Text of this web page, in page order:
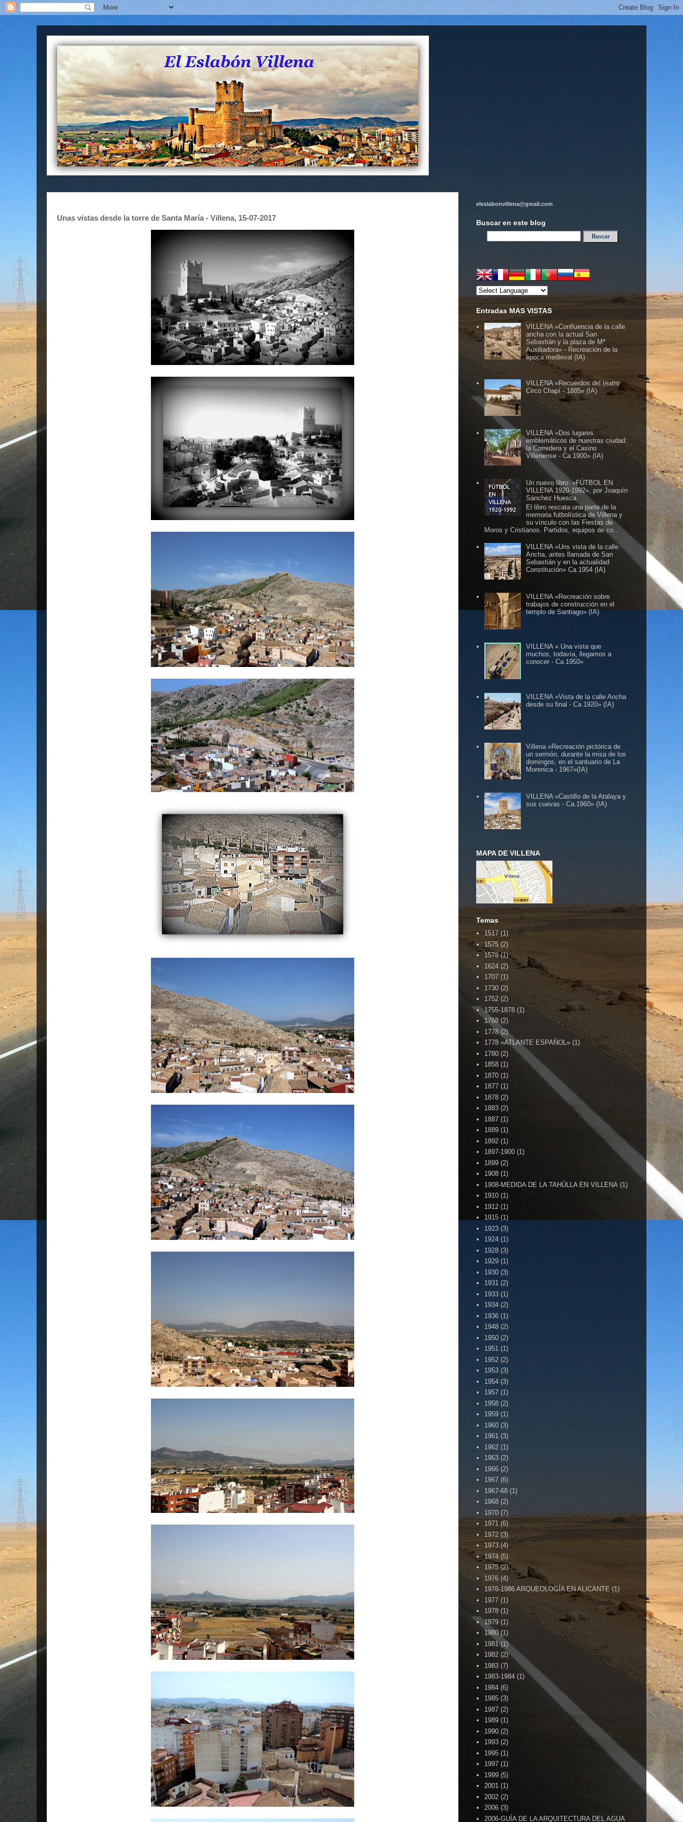
Unas vistas desde la torre de Santa María - Villena, 15-07-2017
eleslabonvillena@gmail.com
Buscar en este blog
Entradas MAS VISTAS
VILLENA «Confluencia de la calle
ancha con la actual San
Sebastián y la plaza de Mª
Auxiliadora» - Recreación de la
época medieval (IA)
VILLENA «Recuerdos del teatro
Circo Chapí - 1885» (IA)
VILLENA «Dos lugares
emblemáticos de nuestras ciudad:
la Corredera y el Casino
Villenense - Ca.1900» (IA)
Un nuevo libro: «FÚTBOL EN
VILLENA 1920-1992», por Joaquín
Sánchez Huesca
El libro rescata una parte de la
memoria futbolística de Villena y
su vínculo con las Fiestas de
Moros y Cristianos. Partidos, equipos de co...
VILLENA «Uns vista de la calle
Ancha, antes llamada de San
Sebastián y en la actualidad
Constitución» Ca.1954 (IA)
VILLENA «Recreación sobre
trabajos de construcción en el
templo de Santiago» (IA)
VILLENA « Una vista que
muchos, todavía, llegamos a
conocer - Ca.1950»
VILLENA «Vista de la calle Ancha
desde su final - Ca.1920» (IA)
Villena «Recreación pictórica de
un sermón, durante la misa de los
domingos, en el santuario de La
Morenica - 1967»(IA)
VILLENA «Castillo de la Atalaya y
sus cuevas - Ca.1960» (IA)
MAPA DE VILLENA
Temas
1517 (1)
1575 (2)
1578 (1)
1624 (2)
1707 (1)
1730 (2)
1752 (2)
1755-1878 (1)
1768 (2)
1778 (2)
1778 «ATLANTE ESPAÑOL» (1)
1780 (2)
1858 (1)
1870 (1)
1877 (1)
1878 (2)
1883 (2)
1887 (1)
1889 (1)
1892 (1)
1897-1900 (1)
1899 (2)
1908 (1)
1908-MEDIDA DE LA TAHÚLLA EN VILLENA (1)
1910 (1)
1912 (1)
1915 (1)
1923 (3)
1924 (1)
1928 (3)
1929 (1)
1930 (3)
1931 (2)
1933 (1)
1934 (2)
1936 (1)
1948 (2)
1950 (2)
1951 (1)
1952 (2)
1953 (3)
1954 (3)
1957 (1)
1958 (2)
1959 (1)
1960 (3)
1961 (3)
1962 (1)
1963 (2)
1966 (2)
1967 (6)
1967-68 (1)
1968 (2)
1970 (7)
1971 (6)
1972 (3)
1973 (4)
1974 (5)
1975 (2)
1976 (4)
1976-1986 ARQUEOLOGÍA EN ALICANTE (1)
1977 (1)
1978 (1)
1979 (1)
1980 (1)
1981 (1)
1982 (2)
1983 (7)
1983-1984 (1)
1984 (6)
1985 (3)
1987 (2)
1989 (1)
1990 (2)
1993 (2)
1995 (1)
1997 (1)
1999 (5)
2001 (1)
2002 (2)
2006 (3)
2006-GUÍA DE LA ARQUITECTURA DEL AGUA